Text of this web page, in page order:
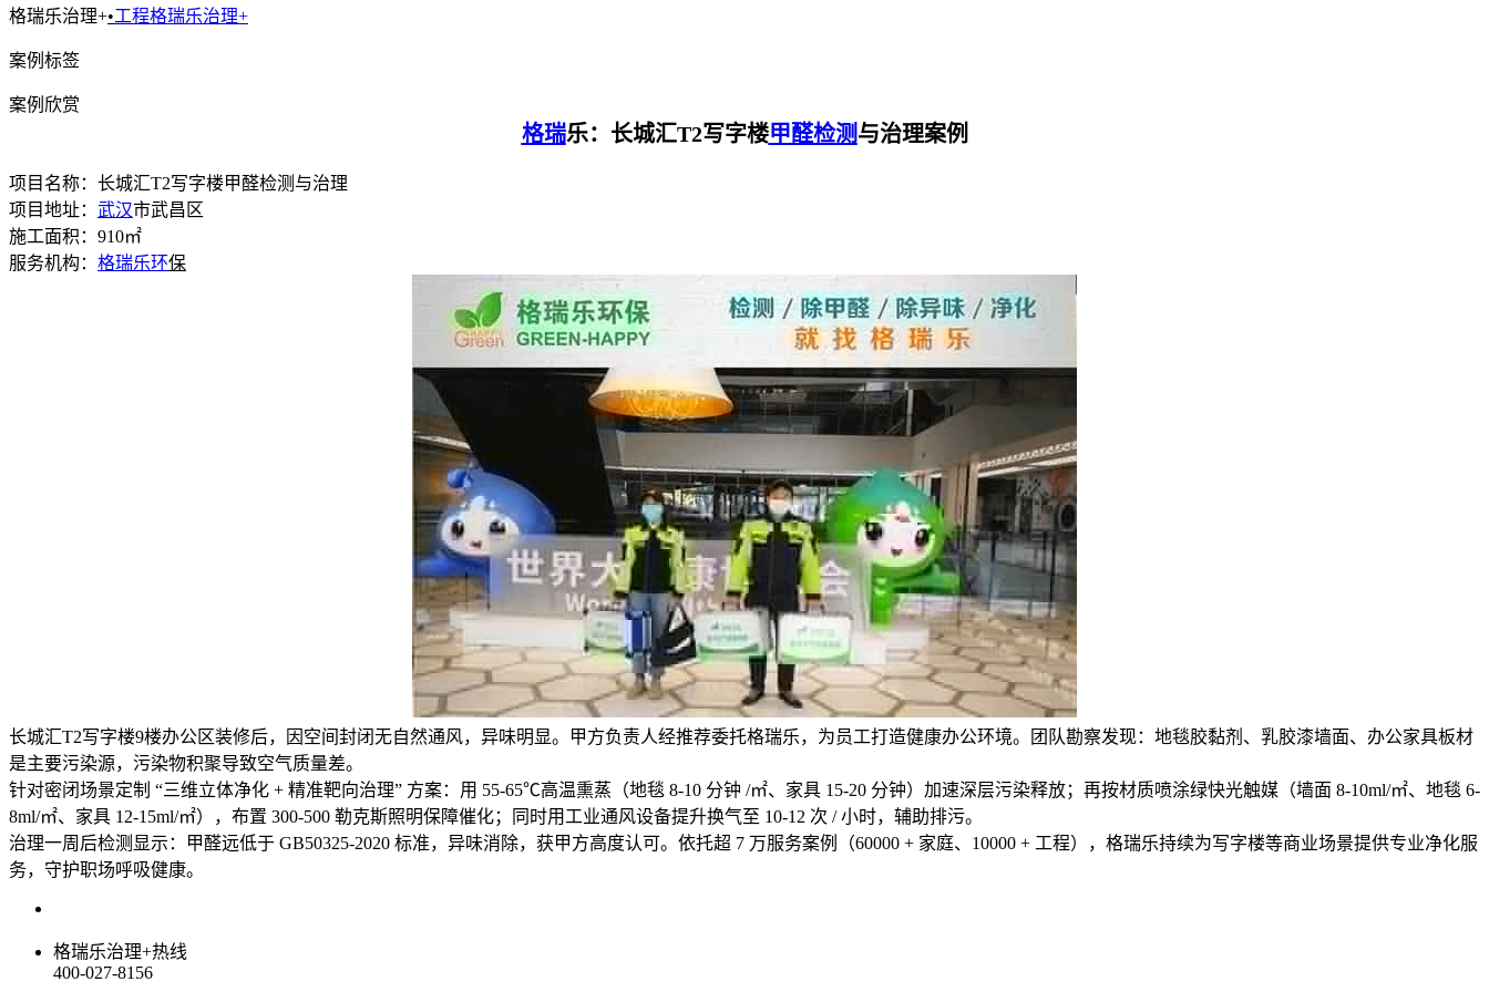
格瑞乐治理+•工程格瑞乐治理+
案例标签
案例欣赏
格瑞乐：长城汇T2写字楼甲醛检测与治理案例
项目名称：长城汇T2写字楼甲醛检测与治理
项目地址： 武汉市武昌区
施工面积：910㎡
服务机构： 格瑞乐环保
长城汇T2写字楼9楼办公区装修后，因空间封闭无自然通风，异味明显。甲方负责人经推荐委托格瑞乐，为员工打造健康办公环境。团队勘察发现：地毯胶黏剂、乳胶漆墙面、办公家具板材
是主要污染源，污染物积聚导致空气质量差。
针对密闭场景定制 “三维立体净化 + 精准靶向治理” 方案：用 55-65℃高温熏蒸（地毯 8-10 分钟 /㎡、家具 15-20 分钟）加速深层污染释放；再按材质喷涂绿快光触媒（墙面 8-10ml/㎡、地毯 6-
8ml/㎡、家具 12-15ml/㎡），布置 300-500 勒克斯照明保障催化；同时用工业通风设备提升换气至 10-12 次 / 小时，辅助排污。
治理一周后检测显示：甲醛远低于 GB50325-2020 标准，异味消除，获甲方高度认可。依托超 7 万服务案例（60000 + 家庭、10000 + 工程），格瑞乐持续为写字楼等商业场景提供专业净化服
务，守护职场呼吸健康。
格瑞乐治理+热线
400-027-8156